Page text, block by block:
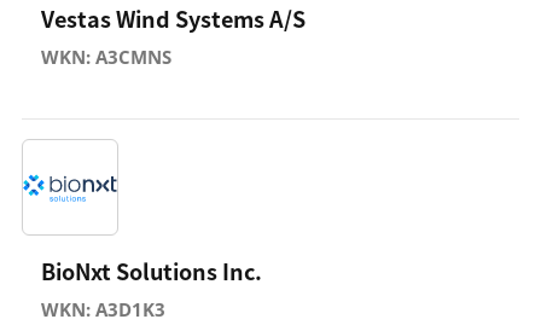
Vestas Wind Systems A/S
WKN: A3CMNS
BioNxt Solutions Inc.
WKN: A3D1K3